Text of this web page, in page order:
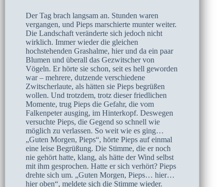
Der Tag brach langsam an. Stunden waren
vergangen, und Pieps marschierte munter weiter.
Die Landschaft veränderte sich jedoch nicht
wirklich. Immer wieder die gleichen
hochstehenden Grashalme, hier und da ein paar
Blumen und überall das Gezwitscher von
Vögeln. Er hörte sie schon, seit es hell geworden
war – mehrere, dutzende verschiedene
Zwitscherlaute, als hätten sie Pieps begrüßen
wollen. Und trotzdem, trotz dieser friedlichen
Momente, trug Pieps die Gefahr, die vom
Falkenpeter ausging, im Hinterkopf. Deswegen
versuchte Pieps, die Gegend so schnell wie
möglich zu verlassen. So weit wie es ging…
„Guten Morgen, Pieps“, hörte Pieps auf einmal
eine leise Begrüßung. Die Stimme, die er noch
nie gehört hatte, klang, als hätte der Wind selbst
mit ihm gesprochen. Hatte er sich verhört? Pieps
drehte sich um. „Guten Morgen, Pieps… hier…
hier oben“, meldete sich die Stimme wieder.